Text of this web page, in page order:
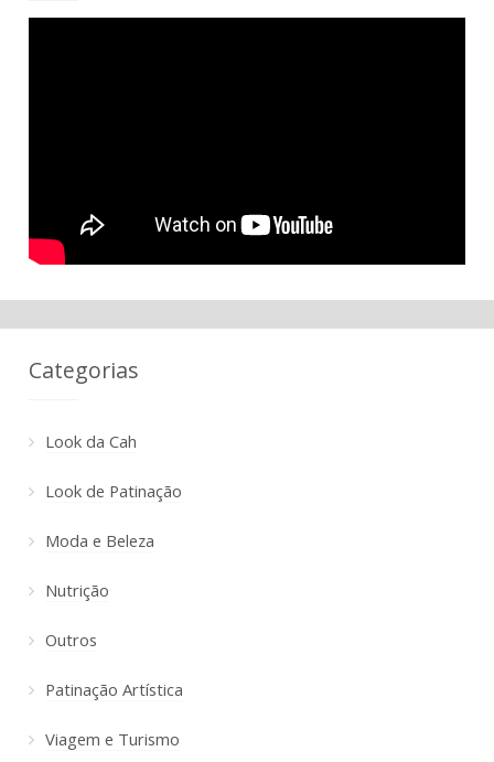
Categorias
Look da Cah
Look de Patinação
Moda e Beleza
Nutrição
Outros
Patinação Artística
Viagem e Turismo